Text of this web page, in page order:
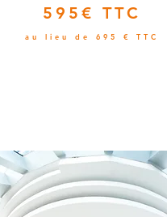
595€ TTC
au lieu de 695 € TTC